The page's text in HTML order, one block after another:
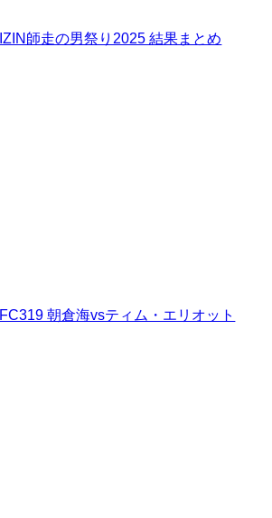
師走の男祭り2025 結果まとめ
朝倉海vsティム・エリオット